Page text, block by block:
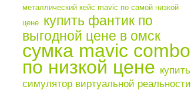
металлический кейс mavic по самой низкой
цене купить фантик по
выгодной цене в омск
сумка mavic combo
по низкой цене купить
симулятор виртуальной реальности